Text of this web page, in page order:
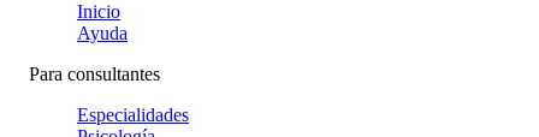
Inicio
Ayuda
Para consultantes
Especialidades